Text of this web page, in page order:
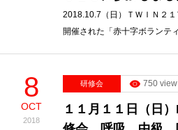
2018.10.7（日）ＴＷＩＮ２
開催された「赤十字ボランテ
8
OCT
2018
研修会 750 view
１１月１１日（日